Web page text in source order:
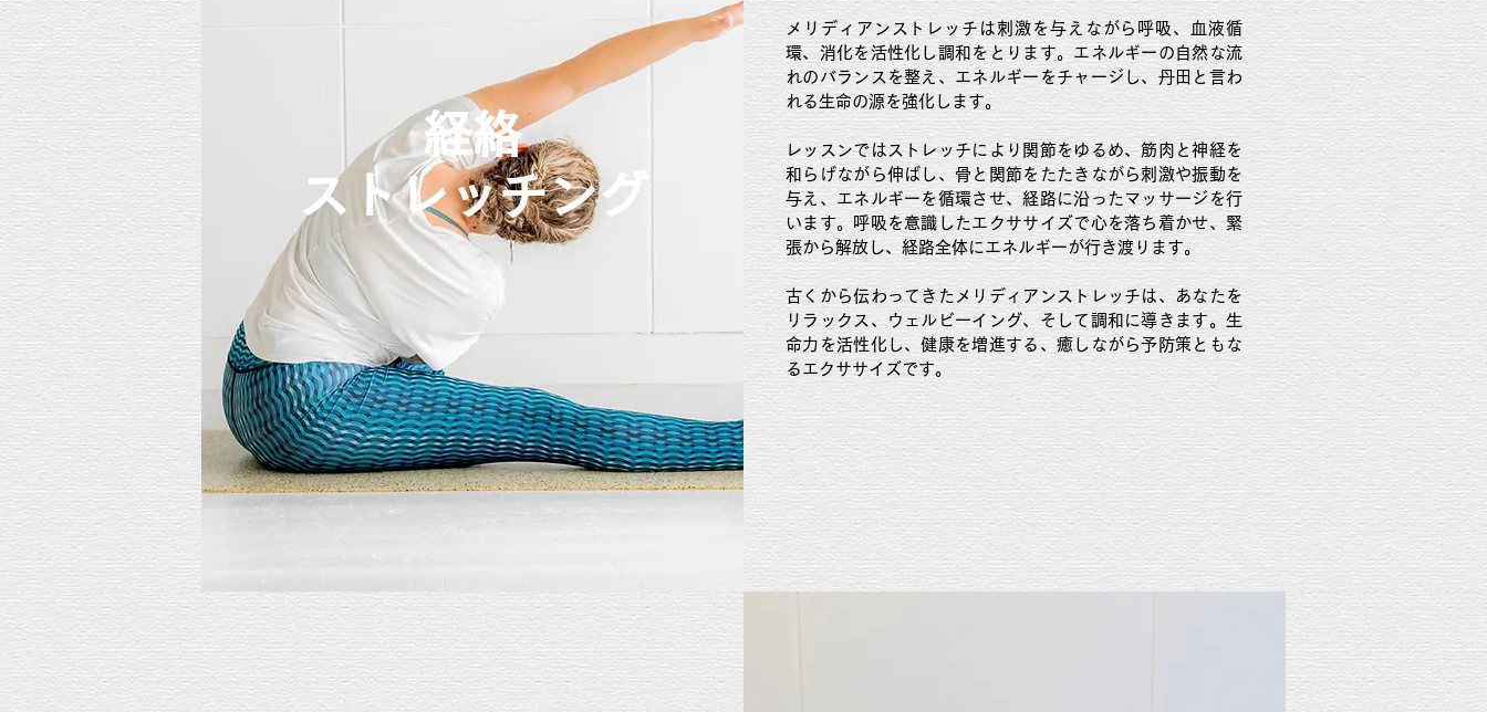
経絡
ストレッチング
メリディアンストレッチは刺激を与えながら呼吸、血液循
環、消化を活性化し調和をとります。エネルギーの自然な流
れのバランスを整え、エネルギーをチャージし、丹田と言わ
れる生命の源を強化します。
レッスンではストレッチにより関節をゆるめ、筋肉と神経を
和らげながら伸ばし、骨と関節をたたきながら刺激や振動を
与え、エネルギーを循環させ、経路に沿ったマッサージを行
います。呼吸を意識したエクササイズで心を落ち着かせ、緊
張から解放し、経路全体にエネルギーが行き渡ります。
古くから伝わってきたメリディアンストレッチは、あなたを
リラックス、ウェルビーイング、そして調和に導きます。生
命力を活性化し、健康を増進する、癒しながら予防策ともな
るエクササイズです。